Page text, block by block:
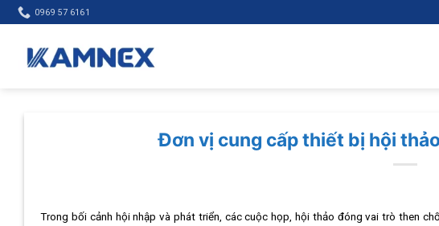
Skip
to
0969 57 6161
Đơn vị cung cấp thiết bị hội
Trong bối cảnh hội nhập và phát triển, các cuộc họp, hội thảo đóng vai trò then